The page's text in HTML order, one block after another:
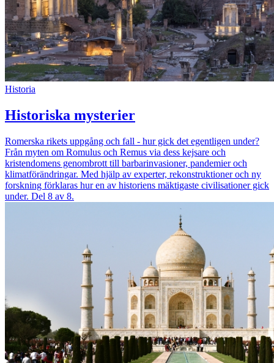
Historia
Historiska mysterier
Romerska rikets uppgång och fall - hur gick det egentligen under?
Från myten om Romulus och Remus via dess kejsare och
kristendomens genombrott till barbarinvasioner, pandemier och
klimatförändringar. Med hjälp av experter, rekonstruktioner och ny
forskning förklaras hur en av historiens mäktigaste civilisationer gick
under. Del 8 av 8.